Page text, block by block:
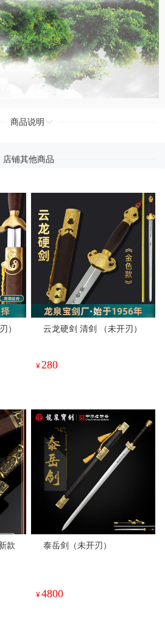
商品说明
店铺其他商品
） 云龙硬剑 清剑 （未开刃）
¥280
款
泰岳剑（未开刃）
¥4800